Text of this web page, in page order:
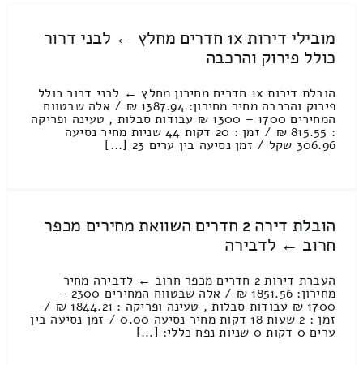
מובילי דירות 1x חדרים מחלץ ← לבני דרור
כולל פירוק והרכבה
הובלת דירות 1x חדרים מחירון מחלץ ← לבני דרור כולל
פירוק והרכבה מחיר מחירון: 1387.94 ₪ / אלה שבטווח
המחירים 1700 – 1300 ₪ עבודות סבלות , טעינה ופריקה
: 815.55 ₪ / זמן : 20 דקות 44 שניות מחיר נסיעה
306.96 שקל / זמן נסיעה בין ערים 23 [...]
הובלת דירה 2 חדרים השוואת מחירים מכפר
חרוב ← לדבירה
העברת דירות 2 חדרים מכפר חרוב ← לדבירה מחיר
מחירון: 1851.56 ₪ / אלה שבטווח המחירים 2300 –
1700 ₪ עבודות סבלות , טעינה ופריקה : 1844.21 ₪ /
זמן : 2 שעות 18 דקות מחיר נסיעה 0.00 / זמן נסיעה בין
ערים 0 דקות 0 שניות נפח כללי: [...]